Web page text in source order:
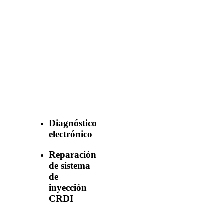
Diagnóstico
electrónico
Reparación
de sistema
de
inyección
CRDI